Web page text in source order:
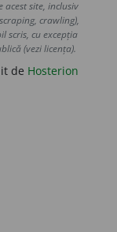
site, inclusiv
crawling),
scris, cu excepția
(vezi licența).
de Hosterion